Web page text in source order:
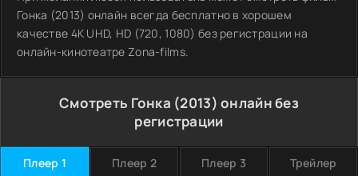
Гонка (2013) онлайн всегда бесплатно в хорошем
качестве 4K UHD, HD (720, 1080) без регистрации на
онлайн-кинотеатре Zona-films.
Смотреть Гонка (2013) онлайн без
регистрации
Плеер 1 Плеер 2 Плеер 3 Трейлер